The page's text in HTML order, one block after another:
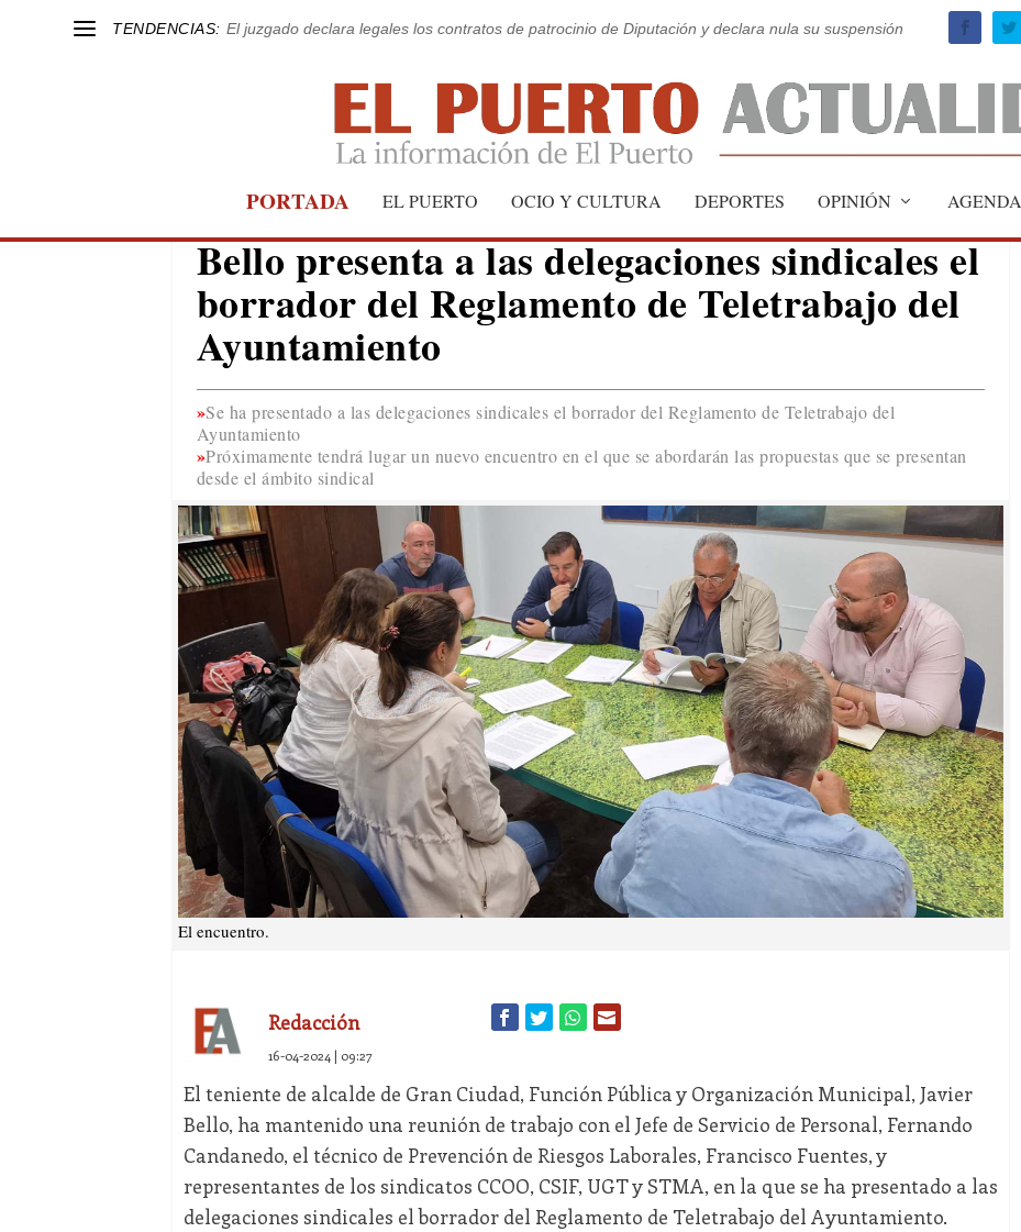
TENDENCIAS: El juzgado declara legales los contratos de patrocinio de Diputación y declara nula su suspensión
PORTADA EL PUERTO OCIO Y CULTURA DEPORTES OPINIÓN AGENDA
Bello presenta a las delegaciones sindicales el
borrador del Reglamento de Teletrabajo del
Ayuntamiento
Se ha presentado a las delegaciones sindicales el borrador del Reglamento de Teletrabajo del
Ayuntamiento
Próximamente tendrá lugar un nuevo encuentro en el que se abordarán las propuestas que se presentan
desde el ámbito sindical
El encuentro.
Redacción
16-04-2024 | 09:27
El teniente de alcalde de Gran Ciudad, Función Pública y Organización Municipal, Javier
Bello, ha mantenido una reunión de trabajo con el Jefe de Servicio de Personal, Fernando
Candanedo, el técnico de Prevención de Riesgos Laborales, Francisco Fuentes, y
representantes de los sindicatos CCOO, CSIF, UGT y STMA, en la que se ha presentado a las
delegaciones sindicales el borrador del Reglamento de Teletrabajo del Ayuntamiento.